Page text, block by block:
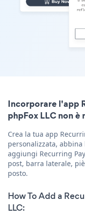
Incorporare l'app
phpFox LLC non
Crea la tua app
personalizzata,
aggiungi Recurring
post, barra laterale,
posto.
How To Add a
LLC: